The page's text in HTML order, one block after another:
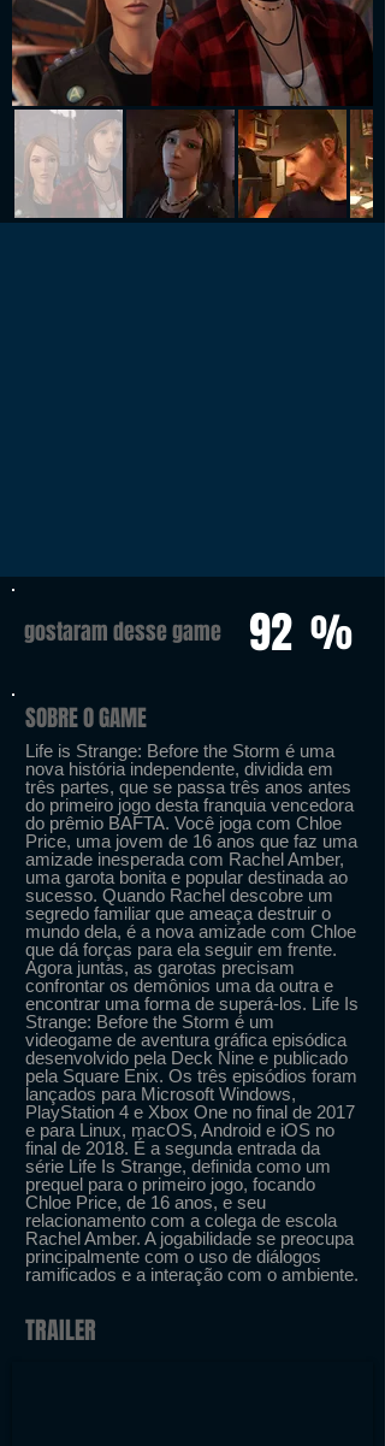
gostaram desse game 92 %
SOBRE O GAME
Life is Strange: Before the Storm é uma
nova história independente, dividida em
três partes, que se passa três anos antes
do primeiro jogo desta franquia vencedora
do prêmio BAFTA. Você joga com Chloe
Price, uma jovem de 16 anos que faz uma
amizade inesperada com Rachel Amber,
uma garota bonita e popular destinada ao
sucesso. Quando Rachel descobre um
segredo familiar que ameaça destruir o
mundo dela, é a nova amizade com Chloe
que dá forças para ela seguir em frente.
Agora juntas, as garotas precisam
confrontar os demônios uma da outra e
encontrar uma forma de superá-los. Life Is
Strange: Before the Storm é um
videogame de aventura gráfica episódica
desenvolvido pela Deck Nine e publicado
pela Square Enix. Os três episódios foram
lançados para Microsoft Windows,
PlayStation 4 e Xbox One no final de 2017
e para Linux, macOS, Android e iOS no
final de 2018. É a segunda entrada da
série Life Is Strange, definida como um
prequel para o primeiro jogo, focando
Chloe Price, de 16 anos, e seu
relacionamento com a colega de escola
Rachel Amber. A jogabilidade se preocupa
principalmente com o uso de diálogos
ramificados e a interação com o ambiente.
TRAILER